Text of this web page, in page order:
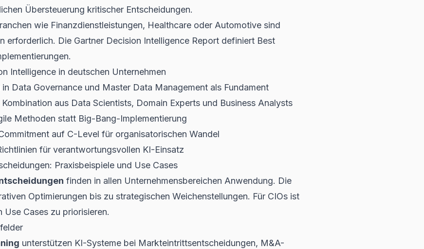
Übersteuerung kritischer Entscheidungen.
wie Finanzdienstleistungen, Healthcare oder Automotive sind
erforderlich. Die Gartner Decision Intelligence Report definiert Best
Intelligence in deutschen Unternehmen
Data Governance und Master Data Management als Fundament
Kombination aus Data Scientists, Domain Experts und Business Analysts
Methoden statt Big-Bang-Implementierung
auf C-Level für organisatorischen Wandel
für verantwortungsvollen KI-Einsatz
Praxisbeispiele und Use Cases
finden in allen Unternehmensbereichen Anwendung. Die
Optimierungen bis zu strategischen Weichenstellungen. Für CIOs ist
Cases zu priorisieren.
unterstützen KI-Systeme bei Markteintrittsentscheidungen, M&A-